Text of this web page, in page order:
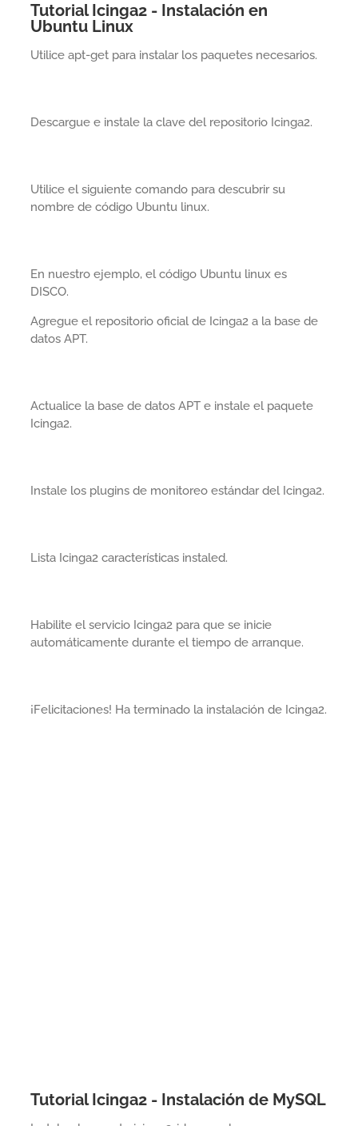
Tutorial Icinga2 - Instalación en
Ubuntu Linux
Utilice apt-get para instalar los paquetes necesarios.
Descargue e instale la clave del repositorio Icinga2.
Utilice el siguiente comando para descubrir su
nombre de código Ubuntu linux.
En nuestro ejemplo, el código Ubuntu linux es
DISCO.
Agregue el repositorio oficial de Icinga2 a la base de
datos APT.
Actualice la base de datos APT e instale el paquete
Icinga2.
Instale los plugins de monitoreo estándar del Icinga2.
Lista Icinga2 características instaled.
Habilite el servicio Icinga2 para que se inicie
automáticamente durante el tiempo de arranque.
¡Felicitaciones! Ha terminado la instalación de Icinga2.
Tutorial Icinga2 - Instalación de MySQL